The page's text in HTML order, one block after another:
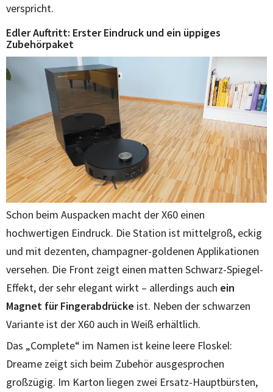
verspricht.
Edler Auftritt: Erster Eindruck und ein üppiges
Zubehörpaket
Schon beim Auspacken macht der X60 einen
hochwertigen Eindruck. Die Station ist mittelgroß, eckig
und mit dezenten, champagner-goldenen Applikationen
versehen. Die Front zeigt einen matten Schwarz-Spiegel-
Effekt, der sehr elegant wirkt – allerdings auch ein
Magnet für Fingerabdrücke ist. Neben der schwarzen
Variante ist der X60 auch in Weiß erhältlich.
Das „Complete“ im Namen ist keine leere Floskel:
Dreame zeigt sich beim Zubehör ausgesprochen
großzügig. Im Karton liegen zwei Ersatz-Hauptbürsten,